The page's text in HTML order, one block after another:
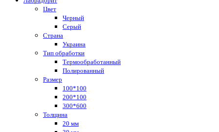
Цвет
Черный
Серый
Страна
Украина
Тип обработки
Термообработанный
Полированный
Размер
100*100
200*100
300*600
Толщина
20 мм